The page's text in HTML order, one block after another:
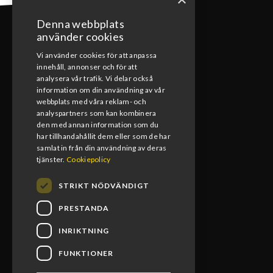
KONTAKT
0492-15391
info@blomsmx.com
Tegelbruksgatan 8, 598 40 Vimmerby
Denna webbplats
använder cookies
Vi använder cookies för att anpassa
innehåll, annonser och för att
analysera vår trafik. Vi delar också
information om din användning av vår
webbplats med våra reklam- och
analyspartners som kan kombinera
den med annan information som du
har tillhandahållit dem eller som de har
samlat in från din användning av deras
tjänster. Cookiepolicy
STRIKT NÖDVÄNDIGT
PRESTANDA
INRIKTNING
FUNKTIONER